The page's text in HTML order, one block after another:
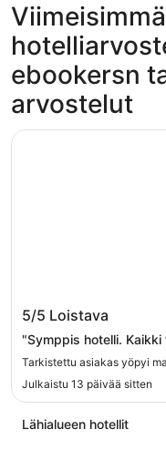
ebookersn
arvostelut
5/5 Loistava
"Symppis hotelli.
Tarkistettu asiakas yöpyi
Julkaistu 13 päivää sitten
Hotel Kokkola
Lähialueen hotellit